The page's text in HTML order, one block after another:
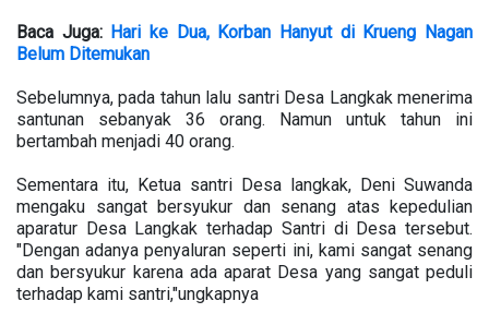
Baca Juga: Hari ke Dua, Korban Hanyut di Krueng Nagan
Belum Ditemukan
Sebelumnya, pada tahun lalu santri Desa Langkak menerima
santunan sebanyak 36 orang. Namun untuk tahun ini
bertambah menjadi 40 orang.
Sementara itu, Ketua santri Desa langkak, Deni Suwanda
mengaku sangat bersyukur dan senang atas kepedulian
aparatur Desa Langkak terhadap Santri di Desa tersebut.
"Dengan adanya penyaluran seperti ini, kami sangat senang
dan bersyukur karena ada aparat Desa yang sangat peduli
terhadap kami santri,"ungkapnya